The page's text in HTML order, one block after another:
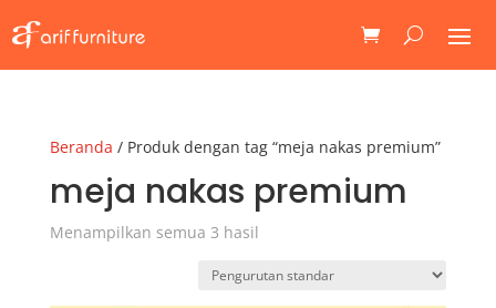
Beranda / Produk dengan tag “meja nakas premium”
meja nakas premium
Menampilkan semua 3 hasil